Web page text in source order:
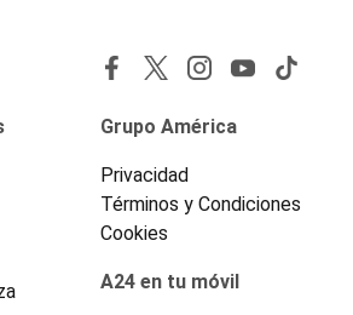
Grupo América
Privacidad
Términos y Condiciones
Cookies
A24 en tu móvil